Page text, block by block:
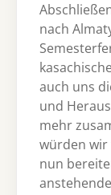
nach
auch uns
und
mehr
würden wir
nun